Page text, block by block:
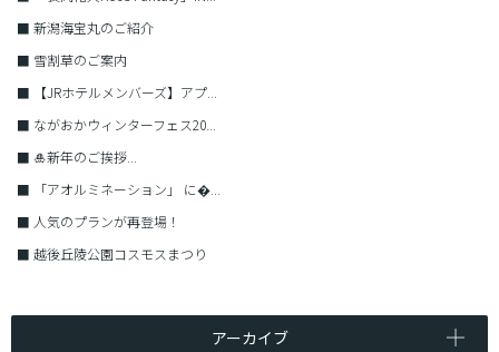
■ 新潟海宝丸のご紹介
■ 雪割草のご案内
■
【JRホテルメンバーズ】アプ...
■ ながおかウィンターフェス20...
■ 🎍新年のご挨拶...
■
「アオルミネーション」 に�...
■ 人気のプランが再登場！
■ 越後丘陵公園コスモスまつり
アーカイブ